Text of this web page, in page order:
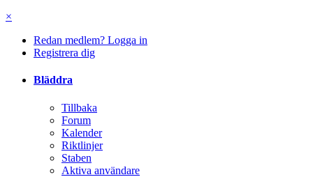
×
Redan medlem? Logga in
Registrera dig
Bläddra
Tillbaka
Forum
Kalender
Riktlinjer
Staben
Aktiva användare